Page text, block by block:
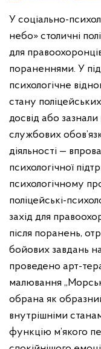
У соціально-
небо» столичні
для
пораненнями. У
психологічне
стану
досвід або
службових
діяльності —
психологічної
психологічному
поліцейські-
захід для
після поранень,
бойових завдань
проведено арт-
малювання
обрана як
внутрішніми
функцію м’якого